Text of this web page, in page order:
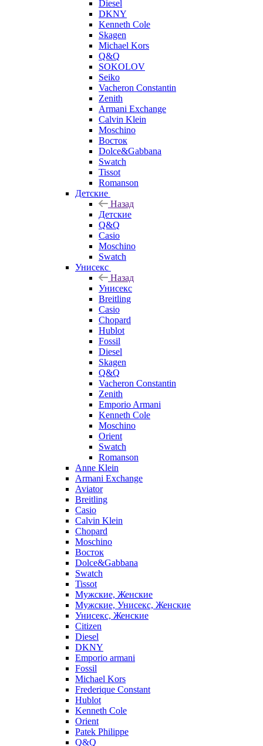
Diesel
DKNY
Kenneth Cole
Skagen
Michael Kors
Q&Q
SOKOLOV
Seiko
Vacheron Constantin
Zenith
Armani Exchange
Calvin Klein
Moschino
Восток
Dolce&Gabbana
Swatch
Tissot
Romanson
Детские
Назад
Детские
Q&Q
Casio
Moschino
Swatch
Унисекс
Назад
Унисекс
Breitling
Casio
Chopard
Hublot
Fossil
Diesel
Skagen
Q&Q
Vacheron Constantin
Zenith
Emporio Armani
Kenneth Cole
Moschino
Orient
Swatch
Romanson
Anne Klein
Armani Exchange
Aviator
Breitling
Casio
Calvin Klein
Chopard
Moschino
Восток
Dolce&Gabbana
Swatch
Tissot
Мужские, Женские
Мужские, Унисекс, Женские
Унисекс, Женские
Citizen
Diesel
DKNY
Emporio armani
Fossil
Michael Kors
Frederique Constant
Hublot
Kenneth Cole
Orient
Patek Philippe
Q&Q